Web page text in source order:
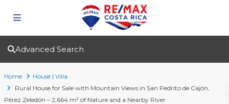
Advanced Search
Home
House | Villa
Rural House for Sale with Mountain Views in San Pedrito de Cajón,
Pérez Zeledón – 2,664 m² of Nature and a Nearby River